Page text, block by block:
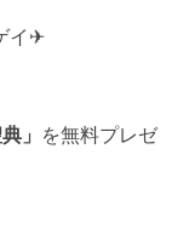
イ✈︎
」 を無料プレゼ